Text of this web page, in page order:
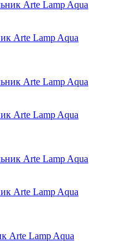
Arte Lamp Aqua
Arte Lamp Aqua
Arte Lamp Aqua